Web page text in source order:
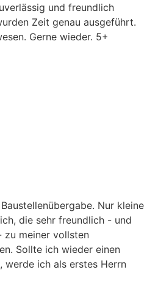
und freundlich
Zeit genau ausgeführt.
Gerne wieder. 5+
Nur kleine
die sehr freundlich - und
zu meiner vollsten
Sollte ich wieder einen
werde ich als erstes Herrn